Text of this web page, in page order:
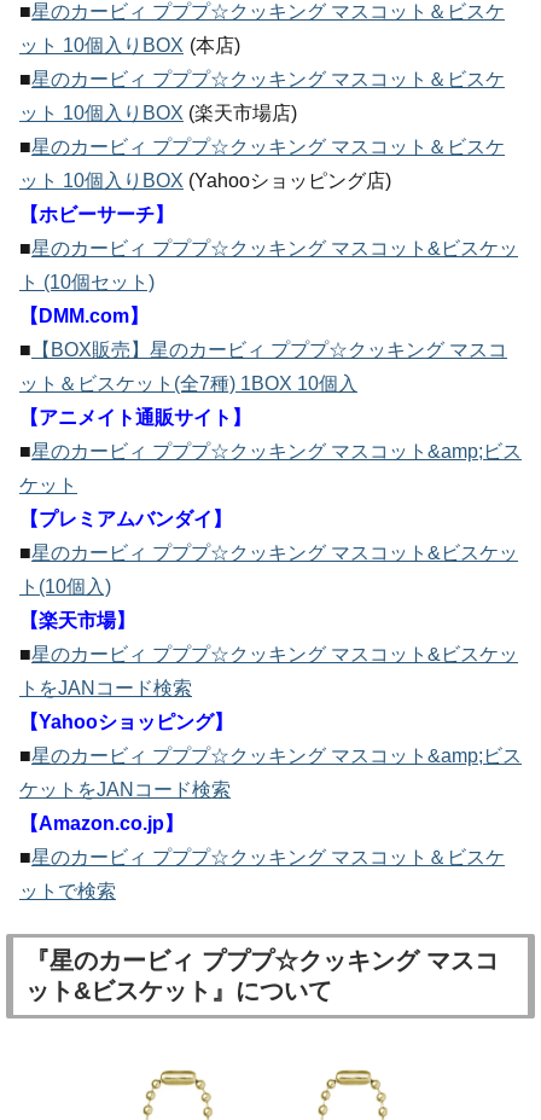
■星のカービィ プププ☆クッキング マスコット＆ビスケ
ット 10個入りBOX (本店)
■星のカービィ プププ☆クッキング マスコット＆ビスケ
ット 10個入りBOX (楽天市場店)
■星のカービィ プププ☆クッキング マスコット＆ビスケ
ット 10個入りBOX (Yahooショッピング店)
【ホビーサーチ】
■星のカービィ プププ☆クッキング マスコット&ビスケッ
ト (10個セット)
【DMM.com】
■ 【BOX販売】星のカービィ プププ☆クッキング マスコ
ット＆ビスケット(全7種) 1BOX 10個入
【アニメイト通販サイト】
■星のカービィ プププ☆クッキング マスコット&amp;ビス
ケット
【プレミアムバンダイ】
■星のカービィ プププ☆クッキング マスコット&ビスケッ
ト(10個入)
【楽天市場】
■星のカービィ プププ☆クッキング マスコット&ビスケッ
トをJANコード検索
【Yahooショッピング】
■星のカービィ プププ☆クッキング マスコット&amp;ビス
ケットをJANコード検索
【Amazon.co.jp】
■星のカービィ プププ☆クッキング マスコット＆ビスケ
ットで検索
『星のカービィ プププ☆クッキング マスコ
ット&ビスケット』について